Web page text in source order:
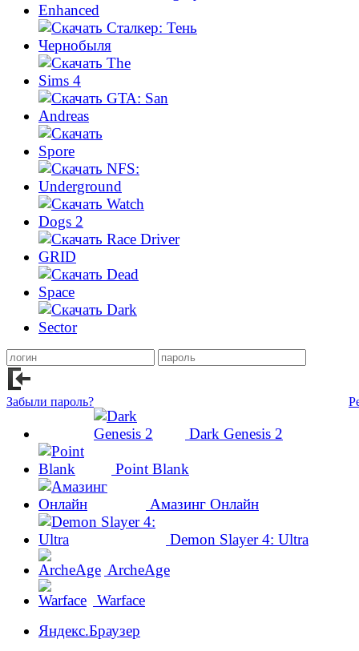
Забыли пароль?
Dark Genesis 2
Point Blank
Амазинг Онлайн
Demon Slayer 4: Ultra
ArcheAge
Warface
Яндекс.Браузер